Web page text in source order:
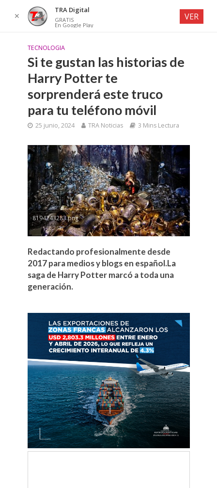
TECNOLOGIA
Si te gustan las historias de
Harry Potter te
sorprenderá este truco
para tu teléfono móvil
25 junio, 2024 TRA Noticias 3 Mins Lectura
8194243283.png
Redactando profesionalmente desde
2017 para medios y blogs en español.La
saga de Harry Potter marcó a toda una
generación.
✕
TRA Digital
GRATIS
En Google Play
VER